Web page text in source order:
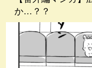
か…？？